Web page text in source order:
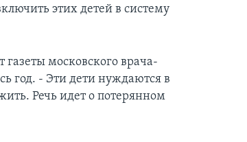
этих детей в систему
газеты московского врача-
год. - Эти дети нуждаются в
Речь идет о потерянном